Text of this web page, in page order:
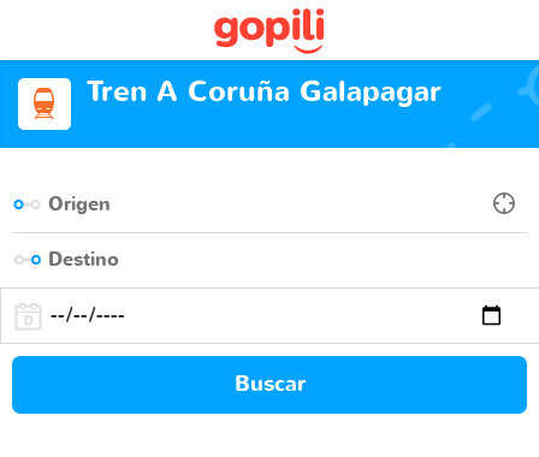
Tren A Coruña Galapagar
Buscar